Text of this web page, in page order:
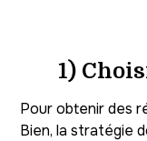
1)
Pour obtenir des
Bien, la stratégie